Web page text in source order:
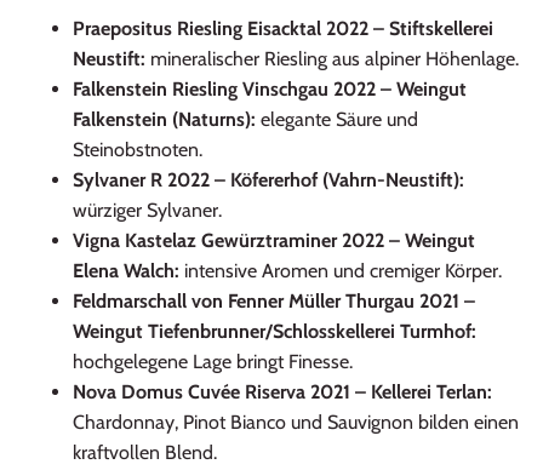
Praepositus Riesling Eisacktal 2022 – Stiftskellerei
Neustift: mineralischer Riesling aus alpiner Höhenlage.
Falkenstein Riesling Vinschgau 2022 – Weingut
Falkenstein (Naturns): elegante Säure und
Steinobstnoten.
Sylvaner R 2022 – Köfererhof (Vahrn-Neustift):
würziger Sylvaner.
Vigna Kastelaz Gewürztraminer 2022 – Weingut
Elena Walch: intensive Aromen und cremiger Körper.
Feldmarschall von Fenner Müller Thurgau 2021 –
Weingut Tiefenbrunner/Schlosskellerei Turmhof:
hochgelegene Lage bringt Finesse.
Nova Domus Cuvée Riserva 2021 – Kellerei Terlan:
Chardonnay, Pinot Bianco und Sauvignon bilden einen
kraftvollen Blend.